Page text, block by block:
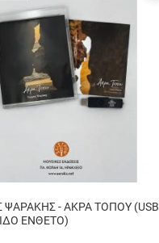
ΨΑΡΑΚΗΣ - ΑΚΡΑ ΤΟΠΟΥ (USB
ΕΝΘΕΤΟ)